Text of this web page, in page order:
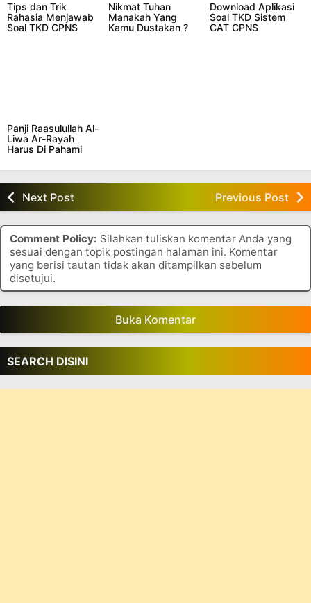
Tips dan Trik
Rahasia Menjawab
Soal TKD CPNS
Nikmat Tuhan
Manakah Yang
Kamu Dustakan ?
Download Aplikasi
Soal TKD Sistem
CAT CPNS
Panji Raasulullah Al-
Liwa Ar-Rayah
Harus Di Pahami
Next Post Previous Post
Comment Policy: Silahkan tuliskan komentar Anda yang
sesuai dengan topik postingan halaman ini. Komentar
yang berisi tautan tidak akan ditampilkan sebelum
disetujui.
Buka Komentar
SEARCH DISINI